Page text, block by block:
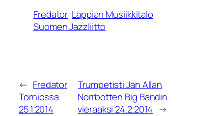
Fredator Lappian Musiikkitalo
Suomen Jazzliitto
← Fredator
Torniossa
25.1.2014
Trumpetisti Jan Allan
Norrbotten Big Bandin
vieraaksi 24.2.2014 →